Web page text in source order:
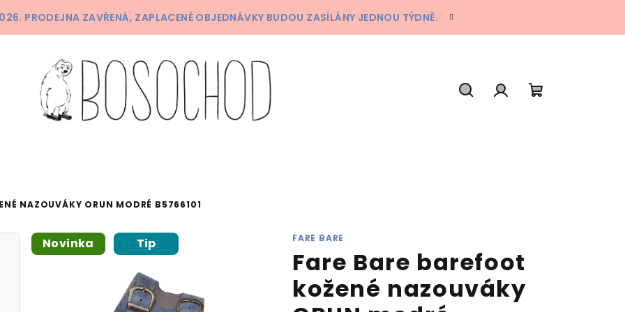
PRODEJNA ZAVŘENÁ, ZAPLACENÉ OBJEDNÁVKY BUDOU ZASÍLÁNY JEDNOU TÝDNĚ.
NAZOUVÁKY ORUN MODRÉ B5766101
FARE BARE
Fare Bare barefoot
kožené nazouváky
Novinka Tip